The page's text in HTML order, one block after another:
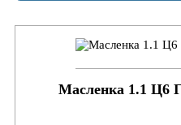
Масленка 1.1 Ц6